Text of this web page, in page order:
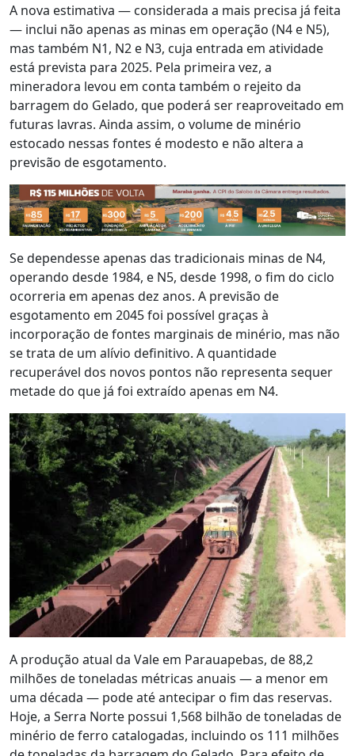
A nova estimativa — considerada a mais precisa já feita
— inclui não apenas as minas em operação (N4 e N5),
mas também N1, N2 e N3, cuja entrada em atividade
está prevista para 2025. Pela primeira vez, a
mineradora levou em conta também o rejeito da
barragem do Gelado, que poderá ser reaproveitado em
futuras lavras. Ainda assim, o volume de minério
estocado nessas fontes é modesto e não altera a
previsão de esgotamento.
Se dependesse apenas das tradicionais minas de N4,
operando desde 1984, e N5, desde 1998, o fim do ciclo
ocorreria em apenas dez anos. A previsão de
esgotamento em 2045 foi possível graças à
incorporação de fontes marginais de minério, mas não
se trata de um alívio definitivo. A quantidade
recuperável dos novos pontos não representa sequer
metade do que já foi extraído apenas em N4.
A produção atual da Vale em Parauapebas, de 88,2
milhões de toneladas métricas anuais — a menor em
uma década — pode até antecipar o fim das reservas.
Hoje, a Serra Norte possui 1,568 bilhão de toneladas de
minério de ferro catalogadas, incluindo os 111 milhões